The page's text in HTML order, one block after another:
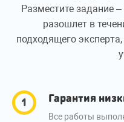
Разместите задание
разошлет в
подходящего
Гарантия
Все работы